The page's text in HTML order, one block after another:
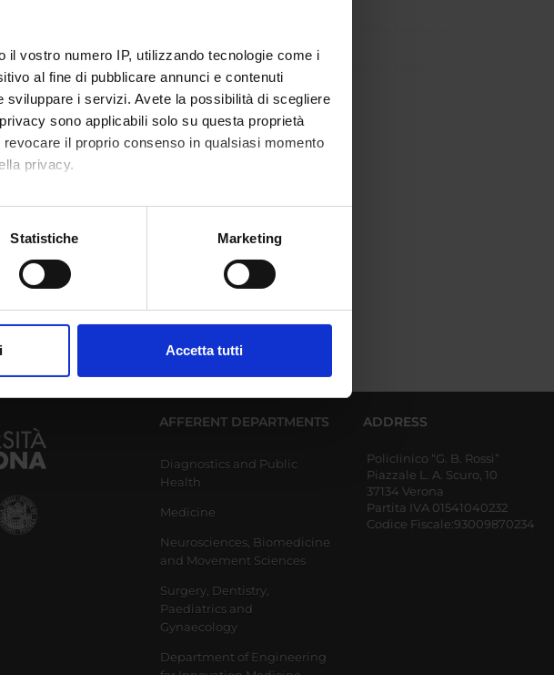
vostro numero IP, utilizzando tecnologie come i
al fine di pubblicare annunci e contenuti
i servizi. Avete la possibilità di scegliere
sono applicabili solo su questa proprietà
il proprio consenso in qualsiasi momento
privacy.
di qualche metro,
sui cookie.
Statistiche Marketing
Accetta tutti
module, follow this link Course organization
AFFERENT DEPARTMENTS
Diagnostics and Public
Health
Medicine
Neurosciences, Biomedicine
and Movement Sciences
Surgery, Dentistry,
Paediatrics and
Gynaecology
Department of Engineering
ADDRESS
Policlinico “G. B. Rossi”
Piazzale L. A. Scuro, 10
37134 Verona
Partita IVA 01541040232
Codice Fiscale:93009870234